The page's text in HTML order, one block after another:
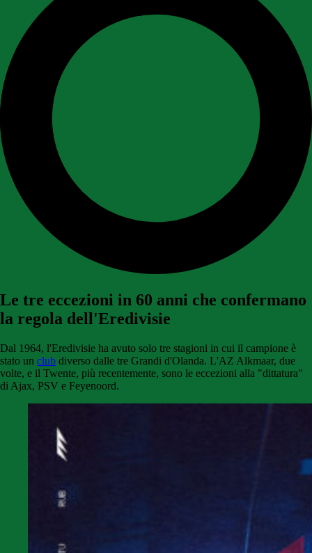
Le tre eccezioni in 60 anni che confermano
la regola dell'Eredivisie
Dal 1964, l'Eredivisie ha avuto solo tre stagioni in cui il campione è
stato un club diverso dalle tre Grandi d'Olanda. L'AZ Alkmaar, due
volte, e il Twente, più recentemente, sono le eccezioni alla "dittatura"
di Ajax, PSV e Feyenoord.